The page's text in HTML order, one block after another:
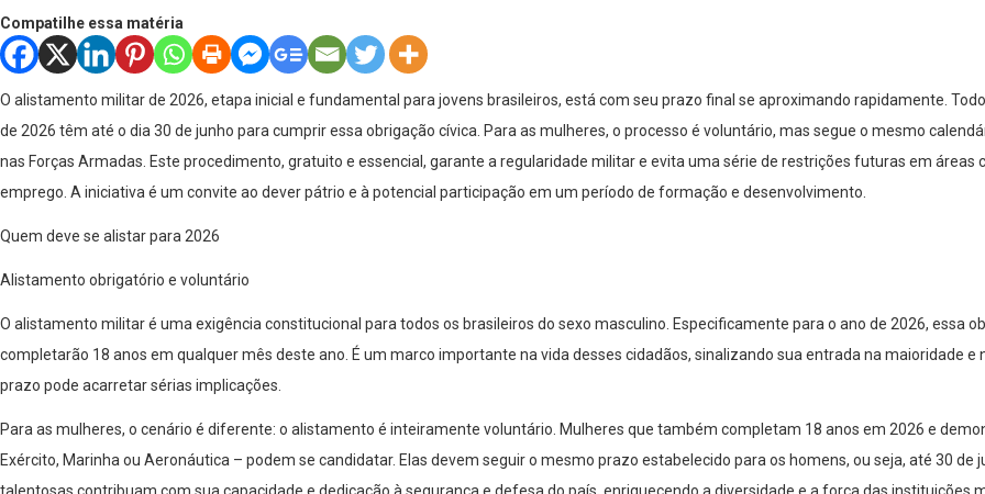
Compatilhe essa matéria
O alistamento militar de 2026, etapa inicial e fundamental para jovens brasileiros, está com seu prazo final se aproximando rapidamente.
de 2026 têm até o dia 30 de junho para cumprir essa obrigação cívica. Para as mulheres, o processo é voluntário, mas segue o mesmo
nas Forças Armadas. Este procedimento, gratuito e essencial, garante a regularidade militar e evita uma série de restrições futuras em
emprego. A iniciativa é um convite ao dever pátrio e à potencial participação em um período de formação e desenvolvimento.
Quem deve se alistar para 2026
Alistamento obrigatório e voluntário
O alistamento militar é uma exigência constitucional para todos os brasileiros do sexo masculino. Especificamente para o ano de 2026, essa
completarão 18 anos em qualquer mês deste ano. É um marco importante na vida desses cidadãos, sinalizando sua entrada na maioridade
prazo pode acarretar sérias implicações.
Para as mulheres, o cenário é diferente: o alistamento é inteiramente voluntário. Mulheres que também completam 18 anos em 2026 e
Exército, Marinha ou Aeronáutica – podem se candidatar. Elas devem seguir o mesmo prazo estabelecido para os homens, ou seja, até 30